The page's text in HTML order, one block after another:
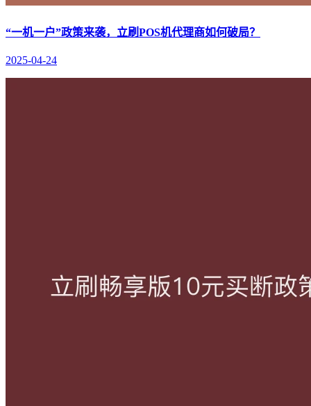
“一机一户”政策来袭，立刷POS机代理商如何破局？
2025-04-24